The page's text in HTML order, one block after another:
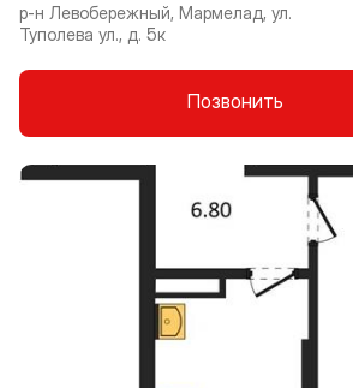
р-н Левобережный, Мармелад, ул.
Туполева ул., д. 5к
Позвонить
Прокрутить влево